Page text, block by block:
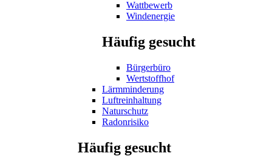
Wattbewerb
Windenergie
Häufig gesucht
Bürgerbüro
Wertstoffhof
Lärmminderung
Luftreinhaltung
Naturschutz
Radonrisiko
Häufig gesucht